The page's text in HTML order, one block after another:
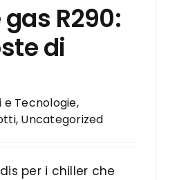
R290:
di
e Tecnologie,
, Uncategorized
per i chiller che